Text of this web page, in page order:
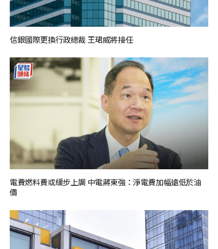
信銀國際更換行政總裁 王珺威將接任
電費燃料費或緩步上調 中電蔣東強：淨電費加幅遠低於油
價